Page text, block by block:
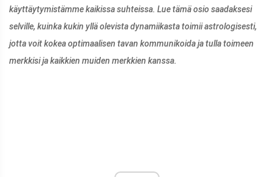
käyttäytymistämme kaikissa suhteissa. Lue tämä osio saadaksesi
selville, kuinka kukin yllä olevista dynamiikasta toimii astrologisesti,
jotta voit kokea optimaalisen tavan kommunikoida ja tulla toimeen
merkkisi ja kaikkien muiden merkkien kanssa.